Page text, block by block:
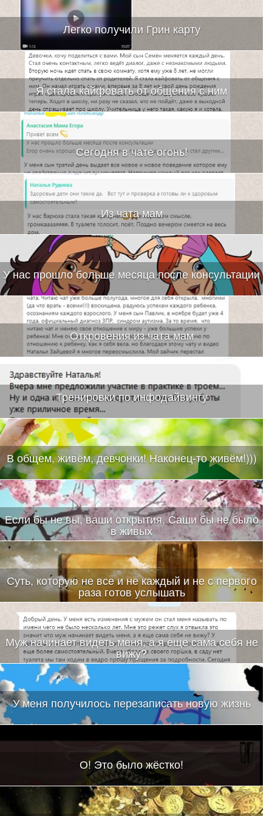
Легко получили Грин карту
Я стала кайфовать от общения с ним
Сегодня в чате огонь!
Из чата мам
У нас прошло больше месяца после консультации
Откровения из чата мам
Тренировки по инфодайвингу
В общем, живём, девчонки! Наконец-то живём!)))
Если бы не вы, ваши открытия, Саши бы не было
в живых
Суть, которую не все и не каждый и не с первого
раза готов услышать
Муж начинает видеть меня, а я еще сама себя не
вижу?
У меня получилось перезаписать новую жизнь
О! Это было жёстко!